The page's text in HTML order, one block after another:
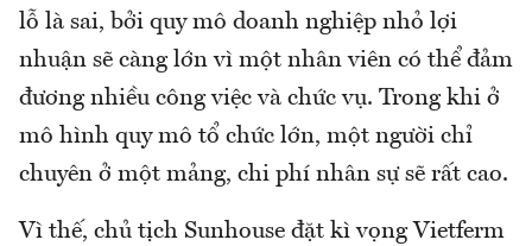
lỗ là sai, bởi quy mô doanh nghiệp nhỏ lợi
nhuận sẽ càng lớn vì một nhân viên có thể đảm
đương nhiều công việc và chức vụ. Trong khi ở
mô hình quy mô tổ chức lớn, một người chỉ
chuyên ở một mảng, chi phí nhân sự sẽ rất cao.
Vì thế, chủ tịch Sunhouse đặt kì vọng Vietferm